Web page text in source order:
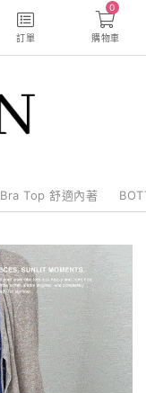
訂單
0
購物車
Bra Top 舒適內著